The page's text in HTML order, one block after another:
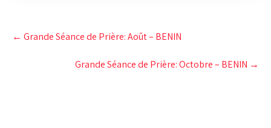
Post
navigation
← Grande Séance de Prière: Août – BENIN
Grande Séance de Prière: Octobre – BENIN →